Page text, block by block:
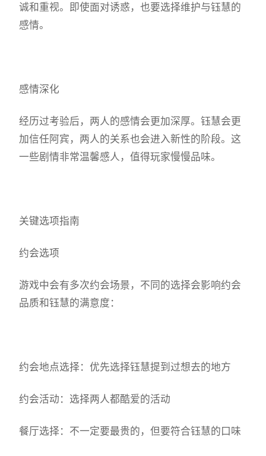
诚和重视。即使面对诱惑，也要选择维护与钰慧的
感情。
感情深化
经历过考验后，两人的感情会更加深厚。钰慧会更
加信任阿宾，两人的关系也会进入新性的阶段。这
一些剧情非常温馨感人，值得玩家慢慢品味。
关键选项指南
约会选项
游戏中会有多次约会场景，不同的选择会影响约会
品质和钰慧的满意度：
约会地点选择：优先选择钰慧提到过想去的地方
约会活动：选择两人都酷爱的活动
餐厅选择：不一定要最贵的，但要符合钰慧的口味